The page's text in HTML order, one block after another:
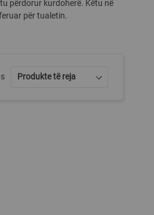
përdorur kurdoherë. Këtu në
për tualetin.